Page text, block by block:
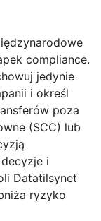
compliance.
jedynie
i określ
poza
(SCC) lub
i
Datatilsynet
ryzyko